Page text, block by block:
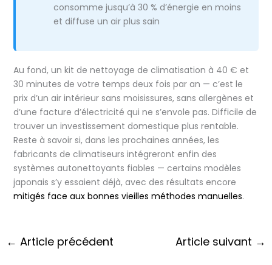
consomme jusqu’à 30 % d’énergie en moins
et diffuse un air plus sain
Au fond, un kit de nettoyage de climatisation à 40 € et
30 minutes de votre temps deux fois par an — c’est le
prix d’un air intérieur sans moisissures, sans allergènes et
d’une facture d’électricité qui ne s’envole pas. Difficile de
trouver un investissement domestique plus rentable.
Reste à savoir si, dans les prochaines années, les
fabricants de climatiseurs intégreront enfin des
systèmes autonettoyants fiables — certains modèles
japonais s’y essaient déjà, avec des résultats encore
mitigés face aux bonnes vieilles méthodes manuelles.
← Article précédent Article suivant →